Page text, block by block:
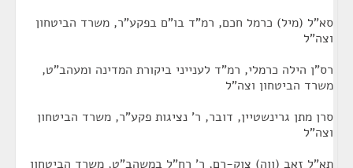
סא"ל (מיל) כרמל חכם, רמ"ד בו"ם בפקע"ר, משרד הביטחון
וצה"ל
רס"ן הילה כרמלי, רמ"ד לענייני ביקורת המדינה ומעהב"ט,
משרד הביטחון וצה"ל
סרן מתן גרינשטיין, דובר, ר' נציגות פקע"ר, משרד הביטחון
וצה"ל
תא"ל זאב (ווה) צוק-רם, ר' רח"ל במשהב"ט, משרד הביטחון